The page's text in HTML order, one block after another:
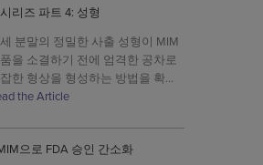
리즈 파트 4: 성형
분말의 정밀한 사출 성형이 MIM
을 소결하기 전에 엄격한 공차로
한 형상을 형성하는 방법을 확인
시오.
the Article
으로 FDA 승인 간소화